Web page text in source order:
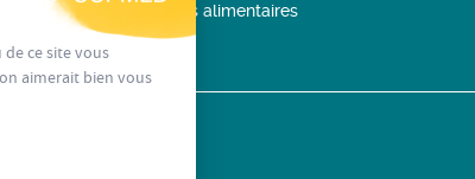
ce site vous
aimerait bien vous
compléments alimentaires